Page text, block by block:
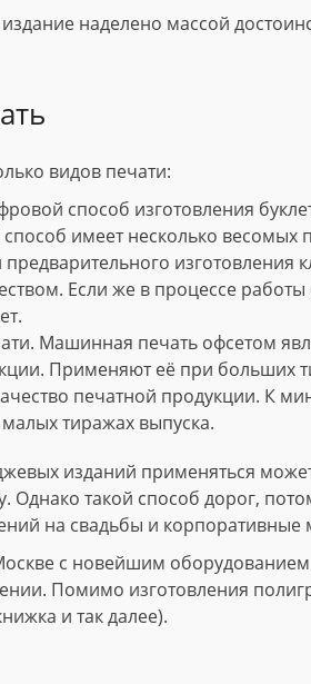
наделено массой
видов печати:
способ изготовления
имеет несколько весомых
предварительного
Если же в процессе
Машинная печать офсетом
Применяют её при больших
печатной продукции. К
тиражах выпуска.
изданий применяться
Однако такой способ дорог,
на свадьбы и корпоративные
с новейшим оборудованием
Помимо изготовления
и так далее).